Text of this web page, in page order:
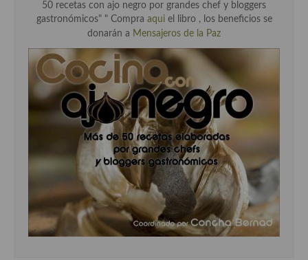
50 recetas con ajo negro por grandes chef y bloggers
gastronómicos" " Compra aqui el libro , los beneficios se
donarán a Mensajeros de la Paz